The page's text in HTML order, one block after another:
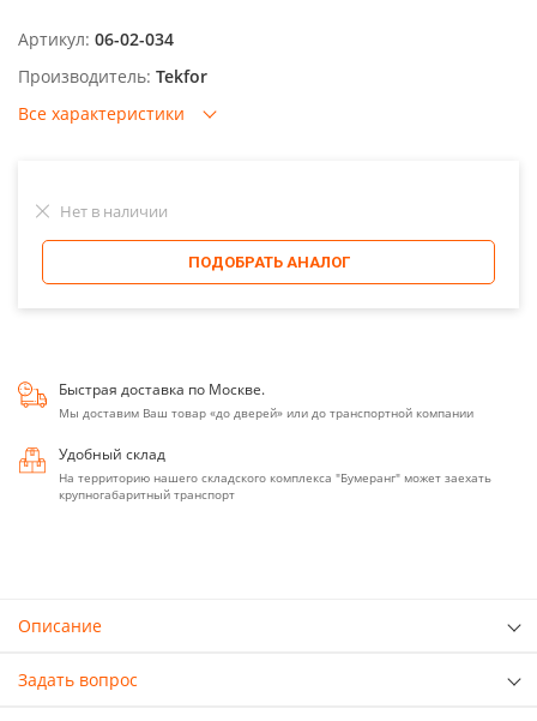
Артикул: 06-02-034
Производитель: Tekfor
Все характеристики
Нет в наличии
ПОДОБРАТЬ АНАЛОГ
Быстрая доставка по Москве.
Мы доставим Ваш товар «до дверей» или до транспортной компании
Удобный склад
На территорию нашего складского комплекса "Бумеранг" может заехать
крупногабаритный транспорт
Описание
Задать вопрос